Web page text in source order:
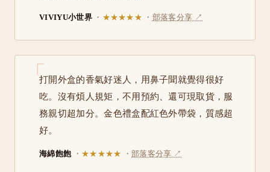
VIVIYU小世界・ ★★★★★ ・ 部落客分享 ↗
打開外盒的香氣好迷人，用鼻子聞就覺得很好
吃。沒有煩人規矩，不用預約、還可現取貨，服
務親切超加分。金色禮盒配紅色外帶袋，質感超
好。
海綿飽飽・ ★★★★★ ・部落客分享 ↗